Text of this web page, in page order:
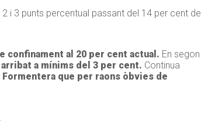
i 3 punts percentual passant del 14 per cent de
confinament al 20 per cent actual. En segon
a mínims del 3 per cent. Continua
Formentera que per raons òbvies de